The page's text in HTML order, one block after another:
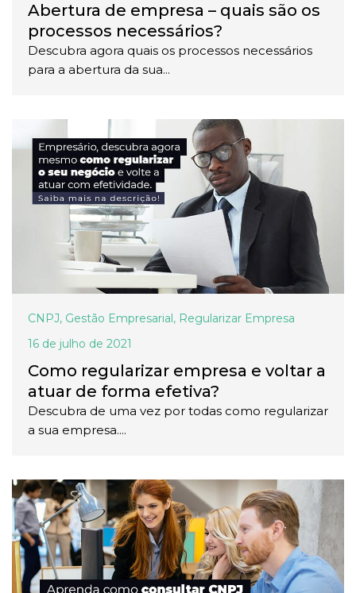
Abertura de empresa – quais são os
processos necessários?
Descubra agora quais os processos necessários
para a abertura da sua...
CNPJ, Gestão Empresarial , Regularizar Empresa
16 de julho de 2021
Como regularizar empresa e voltar a
atuar de forma efetiva?
Descubra de uma vez por todas como regularizar
a sua empresa....